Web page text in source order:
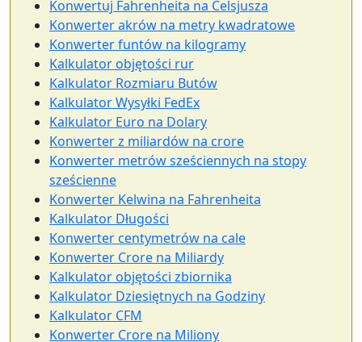
Konwertuj Fahrenheita na Celsjusza
Konwerter akrów na metry kwadratowe
Konwerter funtów na kilogramy
Kalkulator objętości rur
Kalkulator Rozmiaru Butów
Kalkulator Wysyłki FedEx
Kalkulator Euro na Dolary
Konwerter z miliardów na crore
Konwerter metrów sześciennych na stopy
sześcienne
Konwerter Kelwina na Fahrenheita
Kalkulator Długości
Konwerter centymetrów na cale
Konwerter Crore na Miliardy
Kalkulator objętości zbiornika
Kalkulator Dziesiętnych na Godziny
Kalkulator CFM
Konwerter Crore na Miliony